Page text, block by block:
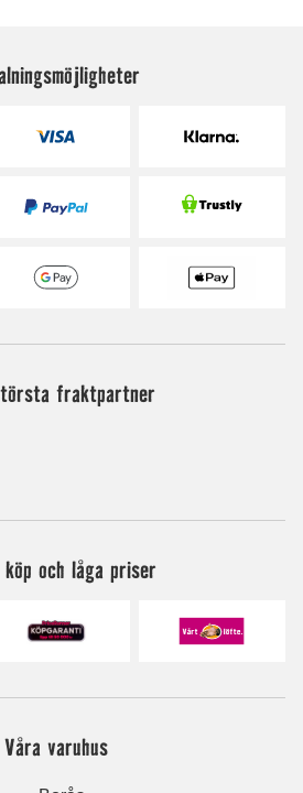
fraktpartner
köp och låga priser
Våra varuhus